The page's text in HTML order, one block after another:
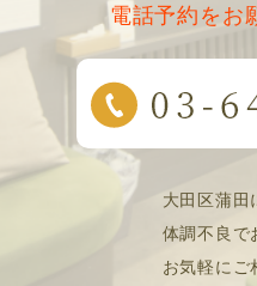
電話予約をお
大田区蒲田
体調不良で
お気軽にご